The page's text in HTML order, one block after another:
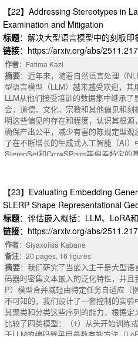
rior work that augment existing RL
es a large language model (LLM) at
op-directly proposing policy updates
atural language input. We show that
tion in-context, and that incorporating
main knowledge, and strategy hints
and sample-efficient learning. ProPS
m tasks, spanning classic control,
s, and compared to seven widely-
TRPO). It outperforms all baselines
nstrates substantial gains when
esults highlight the potential of
arent, generalizable, and human-
LMs and propose a dLLM-specific
d to enhance efficiency by reducing
perimental results demonstrate that
3-6.30x speedups over the baseline
hile simultaneously mitigating the
ation frameworks.
支持。我们对15个对等提供商和6个服
0%的用户支持使用PeerCoPilot。此
线LLM更可靠和更具体的信息。
供商组成的小组使用，CSPNJ是一家大
务用户提供服务，我们正在积极扩大
摘要：Behavioral health conditions,
ance use disorders, are the leading
eer-run behavioral health
facing these conditions by combining
ce for needs such as income,
funds and staffing make it difficult for
eds. To assist peer providers at
duce PeerCoPilot, a large language
elps peer providers create wellness
ted human evaluations with 15 peer
nd that over 90% of users supported
monstrated that PeerCoPilot provides
n than a baseline LLM. PeerCoPilot is
oviders at CSPNJ, a large behavioral
00 service users, and we are actively
【22】Addressing Stereotypes in
Examination and Mitigation
标题：解决大型语言模型中的刻板
链接：https://arxiv.org/abs/
作者：Fatima Kazi
摘要：近年来，随着自然语言处理（
型语言模型（LLM）越来越受欢迎，其
LLM从他们接受培训的数据集中继承
会，道德，文化，宗教和其他偏见和
明这些偏见的存在和程度，认识其根
确保产出公平，减少有害的陈规定型
了在不断增长的生成式人工智能（AI
StereoSet和CrowSPairs等偏差特定的
别偏见作斗争，但擅长识别和避免种
有一些成功的案例，LLM往往过度依
LLM无法尝试真正理解其输出的准确性
能，我们应用了一种增强学习策略，包
及偏差基准的数据增强。我们发现微调
望的适应性，并显着增强了隐式偏差基
摘要
【23】Evaluating Embedding
SLERP Shape Representational
标题：评估嵌入概括：LLM、LoRA
链接：https://arxiv.org/abs/
作者：Siyaxolisa Kabane
备注：20 pages, 16 figures
摘要：我们研究了当嵌入主干是大型
码器时密集文本嵌入的泛化特性，并
P）模型合并减轻由特定任务自适应（
不可知的，我们设计了一套控制的实
其聚类和分类这些序列的能力，根据
比较了四类模型：（1）从头开始训练
于LLM的编码器采用参数有效方法（